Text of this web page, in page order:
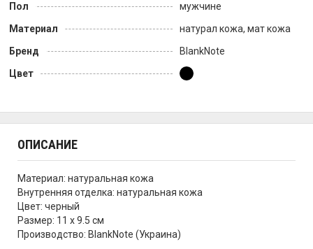
Пол
мужчине
Материал
натурал кожа, мат кожа
Бренд
BlankNote
Цвет
ОПИСАНИЕ
Материал: натуральная кожа
Внутренняя отделка: натуральная кожа
Цвет: черный
Размер: 11 х 9.5 см
Производство: BlankNote (Украина)